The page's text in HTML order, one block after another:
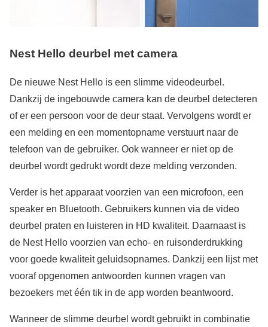
Nest Hello deurbel met camera
De nieuwe Nest Hello is een slimme videodeurbel.
Dankzij de ingebouwde camera kan de deurbel detecteren
of er een persoon voor de deur staat. Vervolgens wordt er
een melding en een momentopname verstuurt naar de
telefoon van de gebruiker. Ook wanneer er niet op de
deurbel wordt gedrukt wordt deze melding verzonden.
Verder is het apparaat voorzien van een microfoon, een
speaker en Bluetooth. Gebruikers kunnen via de video
deurbel praten en luisteren in HD kwaliteit. Daarnaast is
de Nest Hello voorzien van echo- en ruisonderdrukking
voor goede kwaliteit geluidsopnames. Dankzij een lijst met
vooraf opgenomen antwoorden kunnen vragen van
bezoekers met één tik in de app worden beantwoord.
Wanneer de slimme deurbel wordt gebruikt in combinatie